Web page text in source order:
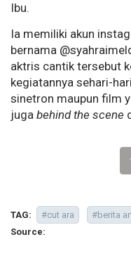
Ibu.
Ia memiliki akun
bernama
aktris cantik tersebut
kegiatannya sehari-
sinetron maupun film
juga behind the scene
TAG:
#cut ara
#berita
Source: